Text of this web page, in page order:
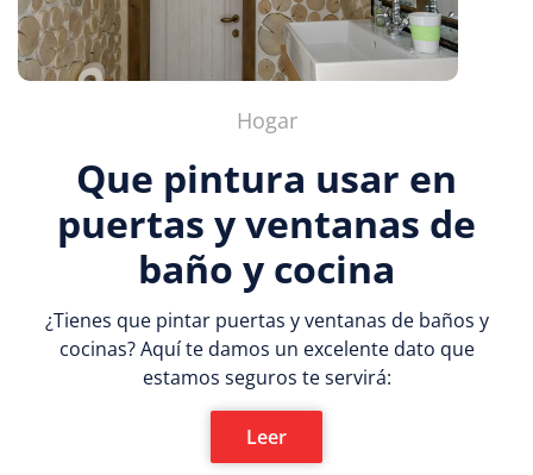
Hogar
Que pintura usar en
puertas y ventanas de
baño y cocina
¿Tienes que pintar puertas y ventanas de baños y
cocinas? Aquí te damos un excelente dato que
estamos seguros te servirá:
Leer